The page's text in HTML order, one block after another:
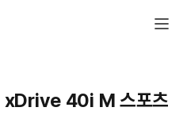
40i M 스포츠